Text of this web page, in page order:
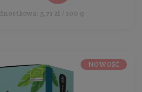
5,71 zł / 100 g
NOWOŚĆ